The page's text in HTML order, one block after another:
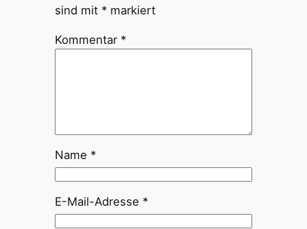
sind mit *markiert
Kommentar *
Name *
E-Mail-Adresse *